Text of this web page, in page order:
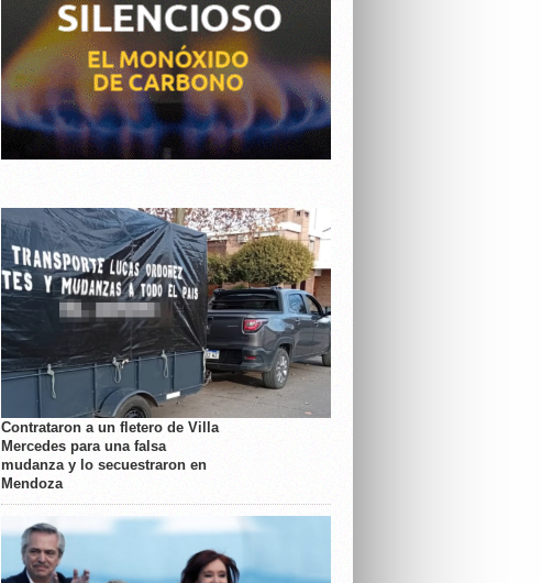
Contrataron a un fletero de Villa
Mercedes para una falsa
mudanza y lo secuestraron en
Mendoza